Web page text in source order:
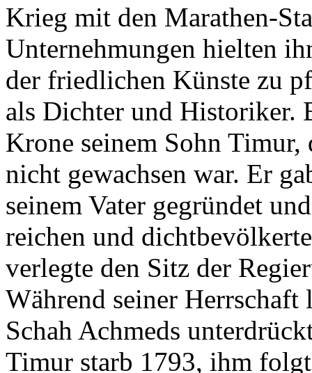
Krieg mit den Marathen-
Unternehmungen hielten
der friedlichen Künste zu
als Dichter und Historiker.
Krone seinem Sohn Timur,
nicht gewachsen war. Er
seinem Vater gegründet
reichen und
verlegte den Sitz der
Während seiner
Schah Achmeds
Timur starb 1793, ihm